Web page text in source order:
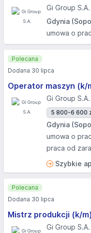
Gi Group S.A.
Gdynia
umowa o
Operator maszyn (k/
Gi Group S.A.
5 800-6 600
Gdynia
umowa o
praca od
Szybkie
Polecana
Dodana 30 lipca
Mistrz produkcji (k/m)
Gi Group S.A.
Polecana
Dodana 30 lipca